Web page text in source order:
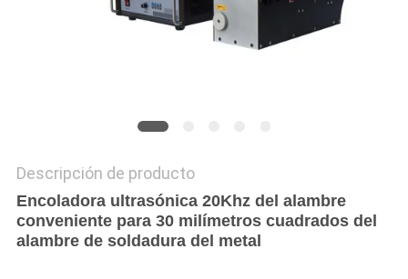
Descripción de producto
Encoladora ultrasónica 20Khz del alambre
conveniente para 30 milímetros cuadrados del
alambre de soldadura del metal